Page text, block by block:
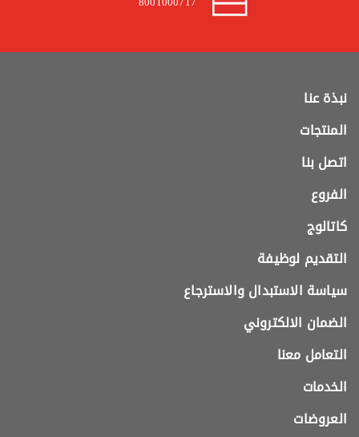
نبذة عنا
المنتجات
اتصل بنا
الفروع
كاتالوج
التقديم لوظيفة
سياسة الاستبدال والاسترجاع
الضمان الالكتروني
التعامل معنا
الخدمات
العروضات